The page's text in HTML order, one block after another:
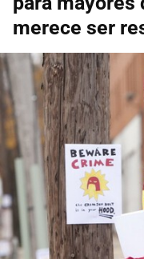
merece ser